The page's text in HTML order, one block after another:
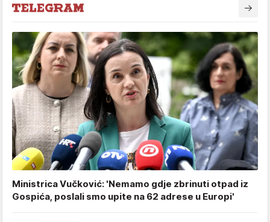
Ministrica Vučković: 'Nemamo gdje zbrinuti otpad iz
Gospića, poslali smo upite na 62 adrese u Europi'